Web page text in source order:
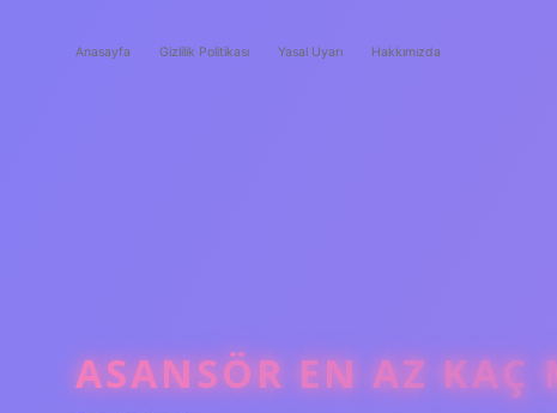
Anasayfa Gizlilik Politikası Yasal Uyarı Hakkımızda
ASANSÖR EN AZ KAÇ